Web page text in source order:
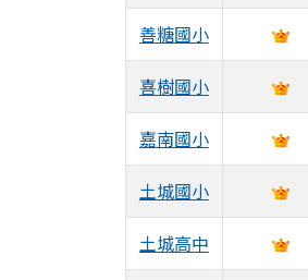
善糖國小
喜樹國小
嘉南國小
土城國小
土城高中